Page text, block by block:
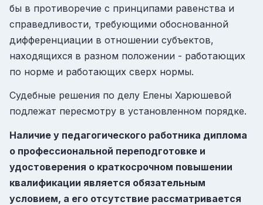
бы в противоречие с принципами равенства и
справедливости, требующими обоснованной
дифференциации в отношении субъектов,
находящихся в разном положении - работающих
по норме и работающих сверх нормы.
Судебные решения по делу Елены Харюшевой
подлежат пересмотру в установленном порядке.
Наличие у педагогического работника диплома
о профессиональной переподготовке и
удостоверения о краткосрочном повышении
квалификации является обязательным
условием, а его отсутствие рассматривается